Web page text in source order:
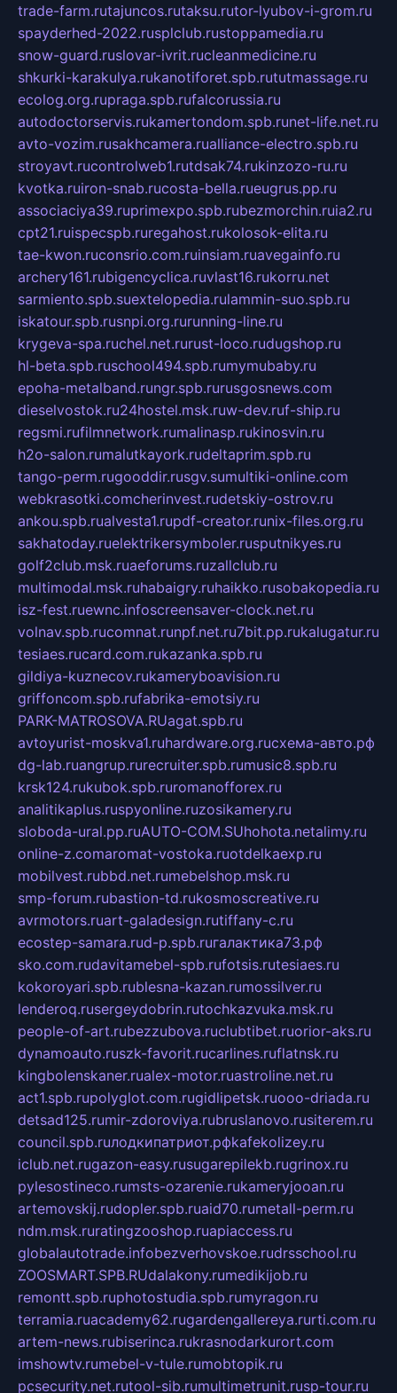
trade-farm.rutajuncos.rutaksu.rutor-lyubov-i-grom.ru
spayderhed-2022.rusplclub.rustoppamedia.ru
snow-guard.ruslovar-ivrit.rucleanmedicine.ru
shkurki-karakulya.rukanotiforet.spb.rututmassage.ru
ecolog.org.rupraga.spb.rufalcorussia.ru
autodoctorservis.rukamertondom.spb.runet-life.net.ru
avto-vozim.rusakhcamera.rualliance-electro.spb.ru
stroyavt.rucontrolweb1.rutdsak74.rukinzozo-ru.ru
kvotka.ruiron-snab.rucosta-bella.rueugrus.pp.ru
associaciya39.ruprimexpo.spb.rubezmorchin.ruia2.ru
cpt21.ruispecspb.ruregahost.rukolosok-elita.ru
tae-kwon.ruconsrio.com.ruinsiam.ruavegainfo.ru
archery161.rubigencyclica.ruvlast16.rukorru.net
sarmiento.spb.suextelopedia.rulammin-suo.spb.ru
iskatour.spb.rusnpi.org.rurunning-line.ru
krygeva-spa.ruchel.net.rurust-loco.rudugshop.ru
hl-beta.spb.ruschool494.spb.rumymubaby.ru
epoha-metalband.rungr.spb.rurusgosnews.com
dieselvostok.ru24hostel.msk.ruw-dev.ruf-ship.ru
regsmi.rufilmnetwork.rumalinasp.rukinosvin.ru
h2o-salon.rumalutkayork.rudeltaprim.spb.ru
tango-perm.rugooddir.rusgv.sumultiki-online.com
webkrasotki.comcherinvest.rudetskiy-ostrov.ru
ankou.spb.rualvesta1.rupdf-creator.runix-files.org.ru
sakhatoday.ruelektrikersymboler.rusputnikyes.ru
golf2club.msk.ruaeforums.ruzallclub.ru
multimodal.msk.ruhabaigry.ruhaikko.rusobakopedia.ru
isz-fest.ruewnc.infoscreensaver-clock.net.ru
volnav.spb.rucomnat.runpf.net.ru7bit.pp.rukalugatur.ru
tesiaes.rucard.com.rukazanka.spb.ru
gildiya-kuznecov.rukameryboavision.ru
griffoncom.spb.rufabrika-emotsiy.ru
PARK-MATROSOVA.RUagat.spb.ru
avtoyurist-moskva1.ruhardware.org.ruсхема-авто.рф
dg-lab.ruangrup.rurecruiter.spb.rumusic8.spb.ru
krsk124.rukubok.spb.ruromanofforex.ru
analitikaplus.ruspyonline.ruzosikamery.ru
sloboda-ural.pp.ruAUTO-COM.SUhohota.netalimy.ru
online-z.comaromat-vostoka.ruotdelkaexp.ru
mobilvest.rubbd.net.rumebelshop.msk.ru
smp-forum.rubastion-td.rukosmoscreative.ru
avrmotors.ruart-galadesign.rutiffany-c.ru
ecostep-samara.rud-p.spb.ruгалактика73.рф
sko.com.rudavitamebel-spb.rufotsis.rutesiaes.ru
kokoroyari.spb.rublesna-kazan.rumossilver.ru
lenderoq.rusergeydobrin.rutochkazvuka.msk.ru
people-of-art.rubezzubova.ruclubtibet.ruorior-aks.ru
dynamoauto.ruszk-favorit.rucarlines.ruflatnsk.ru
kingbolenskaner.rualex-motor.ruastroline.net.ru
act1.spb.rupolyglot.com.rugidlipetsk.ruooo-driada.ru
detsad125.rumir-zdoroviya.rubruslanovo.rusiterem.ru
council.spb.ruлодкипатриот.рфkafekolizey.ru
iclub.net.rugazon-easy.rusugarepilekb.rugrinox.ru
pylesostineco.rumsts-ozarenie.rukameryjooan.ru
artemovskij.rudopler.spb.ruaid70.rumetall-perm.ru
ndm.msk.ruratingzooshop.ruapiaccess.ru
globalautotrade.infobezverhovskoe.rudrsschool.ru
ZOOSMART.SPB.RUdalakony.rumedikijob.ru
remontt.spb.ruphotostudia.spb.rumyragon.ru
terramia.ruacademy62.rugardengallereya.rurti.com.ru
artem-news.rubiserinca.rukrasnodarkurort.com
imshowtv.rumebel-v-tule.rumobtopik.ru
pcsecurity.net.rutool-sib.rumultimetrunit.rusp-tour.ru